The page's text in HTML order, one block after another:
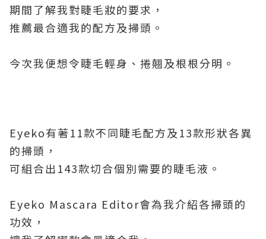
期間了解我對睫毛妝的要求，
推薦最合適我的配方及掃頭。
今次我便想令睫毛輕身、捲翹及根根分明。
Eyeko有著11款不同睫毛配方及13款形狀各異
的掃頭，
可組合出143款切合個別需要的睫毛液。
Eyeko Mascara Editor會為我介紹各掃頭的
功效，